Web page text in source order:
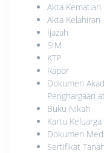
Akta Kematian
Akta Kelahiran
Ijazah
SIM
KTP
Rapor
Dokumen
Penghargaan
Buku Nikah
Kartu Keluarga
Dokumen
Sertifikat